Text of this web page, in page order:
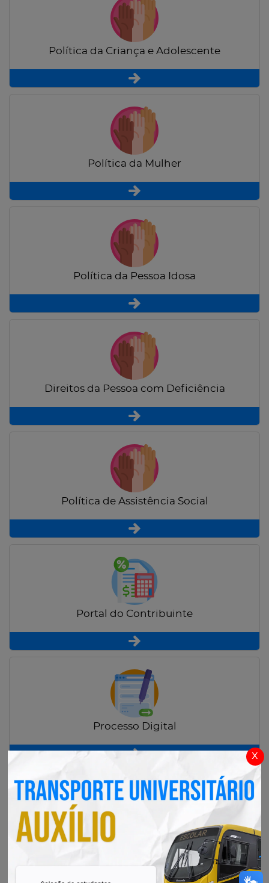
x
Política da Criança e Adolescente
Política da Mulher
Política da Pessoa Idosa
Direitos da Pessoa com Deficiência
Política de Assistência Social
Portal do Contribuinte
Processo Digital
Radar Transparência Pública